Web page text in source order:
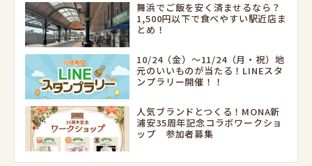
舞浜でご飯を安く済ませるなら？
1,500円以下で食べやすい駅近店ま
とめ！
10/24（金）～11/24（月・祝）地
元のいいものが当たる！LINEスタ
ンプラリー開催！！
人気ブランドとつくる！MONA新
浦安35周年記念コラボワークショ
ップ 参加者募集